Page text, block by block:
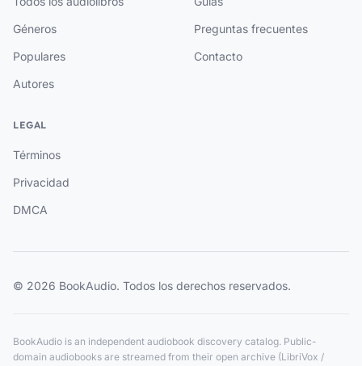
Géneros
Populares
Autores
Preguntas frecuentes
Contacto
LEGAL
Términos
Privacidad
DMCA
© 2026 BookAudio. Todos los derechos reservados.
BookAudio is an independent audiobook discovery catalog. Public-
domain audiobooks are streamed from their open archive (LibriVox /